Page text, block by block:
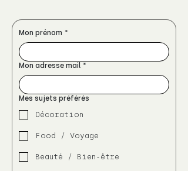
Mon prénom *
Mon adresse mail *
Mes sujets préférés
Décoration
Food / Voyage
Beauté / Bien-être